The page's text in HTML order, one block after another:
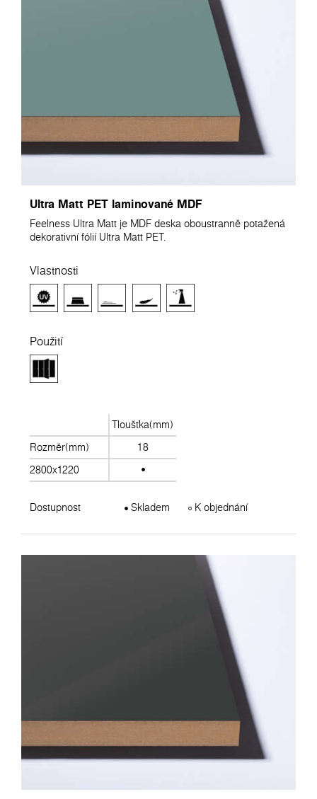
Ultra Matt PET laminované MDF
Feelness Ultra Matt je MDF deska oboustranně potažená
dekorativní fólií Ultra Matt PET.
Vlastnosti
Použití
Tloušťka(mm)
Rozměr(mm)
18
2800x1220
Dostupnost Skladem K objednání